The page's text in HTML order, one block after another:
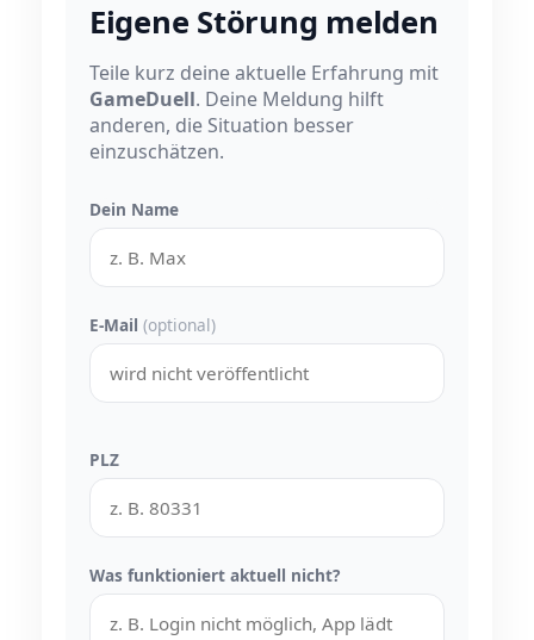
Eigene Störung melden
Teile kurz deine aktuelle Erfahrung mit
GameDuell. Deine Meldung hilft
anderen, die Situation besser
einzuschätzen.
Dein Name
E-Mail (optional)
PLZ
Was funktioniert aktuell nicht?